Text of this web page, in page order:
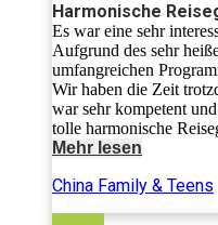
Harmonische
Es war eine sehr
Aufgrund des sehr
umfangreichen
Wir haben die Zeit
war sehr kompetent
tolle harmonische
miteinander gelacht.
Avatarbergen.
Mehr lesen
China Family & Teens